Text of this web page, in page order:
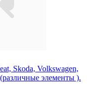
Skoda, Volkswagen,
элементы ).